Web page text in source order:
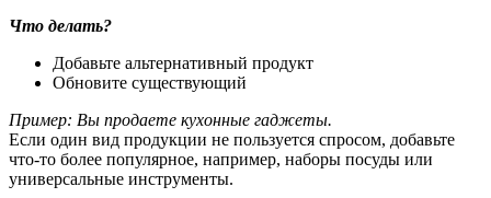
Что делать?
Добавьте альтернативный продукт
Обновите существующий
Пример: Вы продаете кухонные гаджеты.
Если один вид продукции не пользуется спросом, добавьте
что-то более популярное, например, наборы посуды или
универсальные инструменты.